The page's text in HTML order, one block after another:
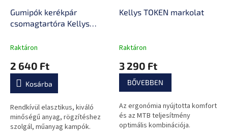
Gumipók kerékpár
csomagtartóra Kellys
Raktáron
2 640 Ft
Kosárba
Rendkívül elasztikus, kiváló
minőségű anyag, rögzítéshez
szolgál, műanyag kampók.
Kellys TOKEN markolat
Raktáron
3 290 Ft
BŐVEBBEN
Az ergonómia nyújtotta komfort
és az MTB teljesítmény
optimális kombinációja.